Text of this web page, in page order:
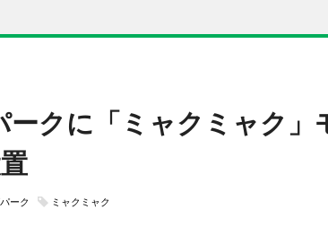
ークに「ミャクミャク
ーク ミャクミャク